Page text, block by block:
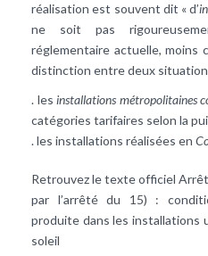
réalisation est souvent dit « d’
ne soit pas
réglementaire actuelle, moins
distinction entre deux
. lesinstallations métropolitaines
catégories tarifaires selon la
. les installations réalisées en
Retrouvez le texte officiel
par l’arrêté du 15) :
produite dans les installations
soleil